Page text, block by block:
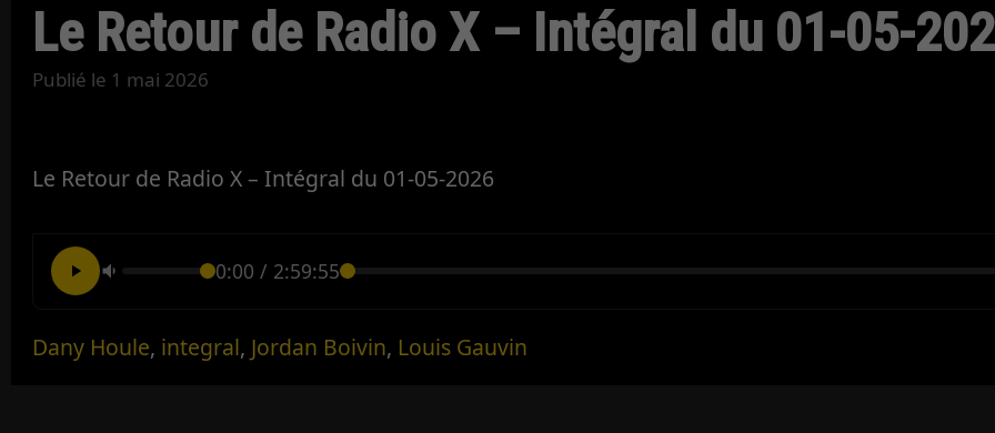
Le Retour de Radio X – Intégral du 01-05-
Publié le 1 mai 2026
Le Retour de Radio X – Intégral du 01-05-2026
0:00 / 2:59:55
Dany Houle, integral, Jordan Boivin, Louis Gauvin